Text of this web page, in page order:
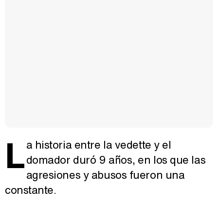
La historia entre la vedette y el
domador duró 9 años, en los que las
agresiones y abusos fueron una
constante.